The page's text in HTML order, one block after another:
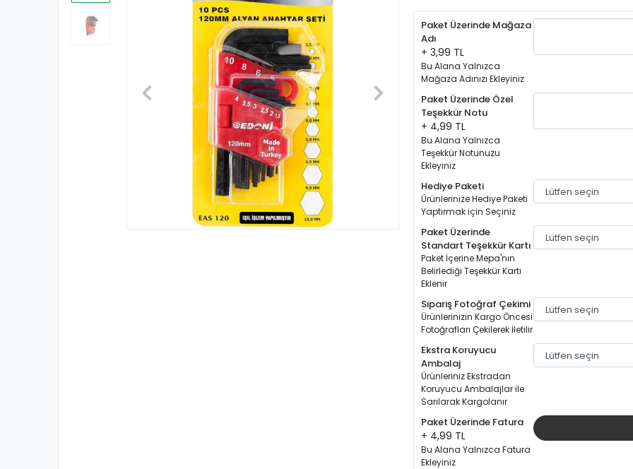
Paket Üzerinde Mağaza
Adı
+ 3,99 TL
Bu Alana Yalnızca
Mağaza Adınızı Ekleyiniz
Paket Üzerinde Özel
Teşekkür Notu
+ 4,99 TL
Bu Alana Yalnızca
Teşekkür Notunuzu
Ekleyiniz
Hediye Paketi
Ürünlerinize Hediye Paketi
Yaptırmak için Seçiniz
Paket Üzerinde
Standart Teşekkür Kartı
Paket İçerine Mepa'nın
Belirlediği Teşekkür Kartı
Eklenir
Sipariş Fotoğraf Çekimi
Ürünlerinizin Kargo Öncesi
Fotoğrafları Çekilerek İletilir
Ekstra Koruyucu
Ambalaj
Ürünleriniz Ekstradan
Koruyucu Ambalajlar ile
Sarılarak Kargolanır
Paket Üzerinde Fatura
+ 4,99 TL
Bu Alana Yalnızca Fatura
Ekleyiniz